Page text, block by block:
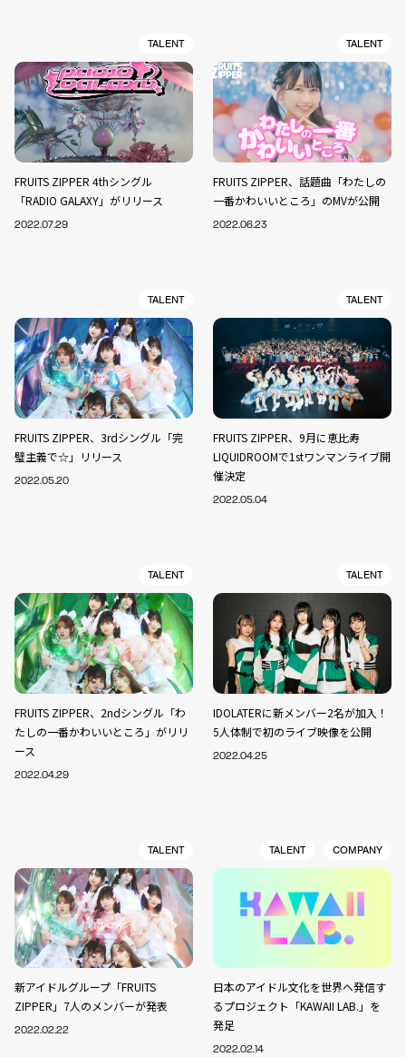
TALENT
FRUITS ZIPPER 4thシングル
「RADIO GALAXY」がリリース
2022.07.29
TALENT
FRUITS ZIPPER、話題曲「わたしの
一番かわいいところ」のMVが公開
2022.06.23
TALENT
FRUITS ZIPPER、3rdシングル「完
璧主義で☆」リリース
2022.05.20
TALENT
FRUITS ZIPPER、9月に恵比寿
LIQUIDROOMで1stワンマンライブ開
催決定
2022.05.04
TALENT
FRUITS ZIPPER、2ndシングル「わ
たしの一番かわいいところ」がリリ
ース
2022.04.29
TALENT
IDOLATERに新メンバー2名が加入！
5人体制で初のライブ映像を公開
2022.04.25
TALENT
新アイドルグループ「FRUITS
ZIPPER」7人のメンバーが発表
2022.02.22
TALENT COMPANY
日本のアイドル文化を世界へ発信す
るプロジェクト「KAWAII LAB.」を
発足
2022.02.14